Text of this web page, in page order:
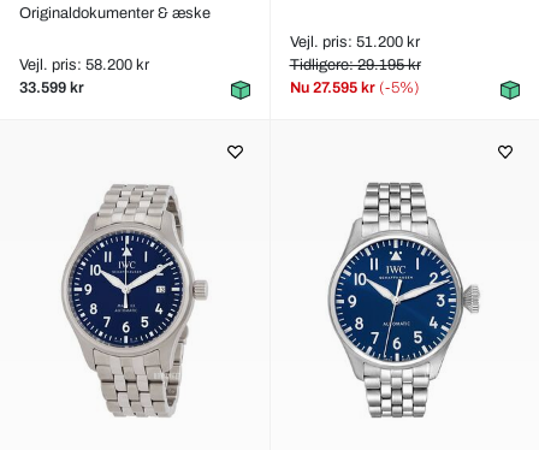
Originaldokumenter & æske
Vejl. pris: 58.200 kr
33.599 kr
Vejl. pris: 51.200 kr
Tidligere: 29.195 kr
Nu 27.595 kr (-5%)